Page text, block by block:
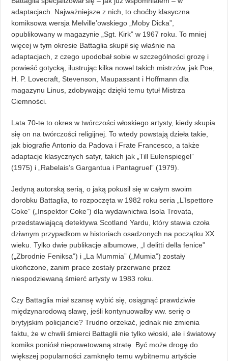
adaptacjach. Najważniejsze z nich, to choćby klasyczna
komiksowa wersja Melville’owskiego „Moby Dicka”,
opublikowany w magazynie „Sgt. Kirk” w 1967 roku. To mniej
więcej w tym okresie Battaglia skupił się właśnie na
adaptacjach, z czego upodobał sobie w szczególności grozę i
powieść gotycką, ilustrując kilka nowel takich mistrzów, jak Poe,
H. P. Lovecraft, Stevenson, Maupassant i Hoffmann dla
magazynu Linus, zdobywając dzięki temu tytuł Mistrza
Ciemności.
Lata 70-te to okres w twórczości włoskiego artysty, kiedy skupia
się on na twórczości religijnej. To wtedy powstają dzieła takie,
jak biografie Antonio da Padova i Frate Francesco, a także
adaptacje klasycznych satyr, takich jak „Till Eulenspiegel”
(1975) i „Rabelais’s Gargantua i Pantagruel” (1979).
Jedyną autorską serią, o jaką pokusił się w całym swoim
dorobku Battaglia, to rozpoczęta w 1982 roku seria „L’Ispettore
Coke” („Inspektor Coke”) dla wydawnictwa Isola Trovata,
przedstawiającą detektywa Scotland Yardu, który stawia czoła
dziwnym przypadkom w historiach osadzonych na początku XX
wieku. Tylko dwie publikacje albumowe, „I delitti della fenice”
(„Zbrodnie Feniksa”) i „La Mummia” („Mumia”) zostały
ukończone, zanim prace zostały przerwane przez
niespodziewaną śmierć artysty w 1983 roku.
Czy Battaglia miał szansę wybić się, osiągnąć prawdziwie
międzynarodową sławę, jeśli kontynuowałby ww. serię o
brytyjskim policjancie? Trudno orzekać, jednak nie zmienia
faktu, że w chwili śmierci Battaglii nie tylko włoski, ale i światowy
komiks poniósł niepowetowaną stratę. Być może drogę do
większej popularności zamknęło temu wybitnemu artyście